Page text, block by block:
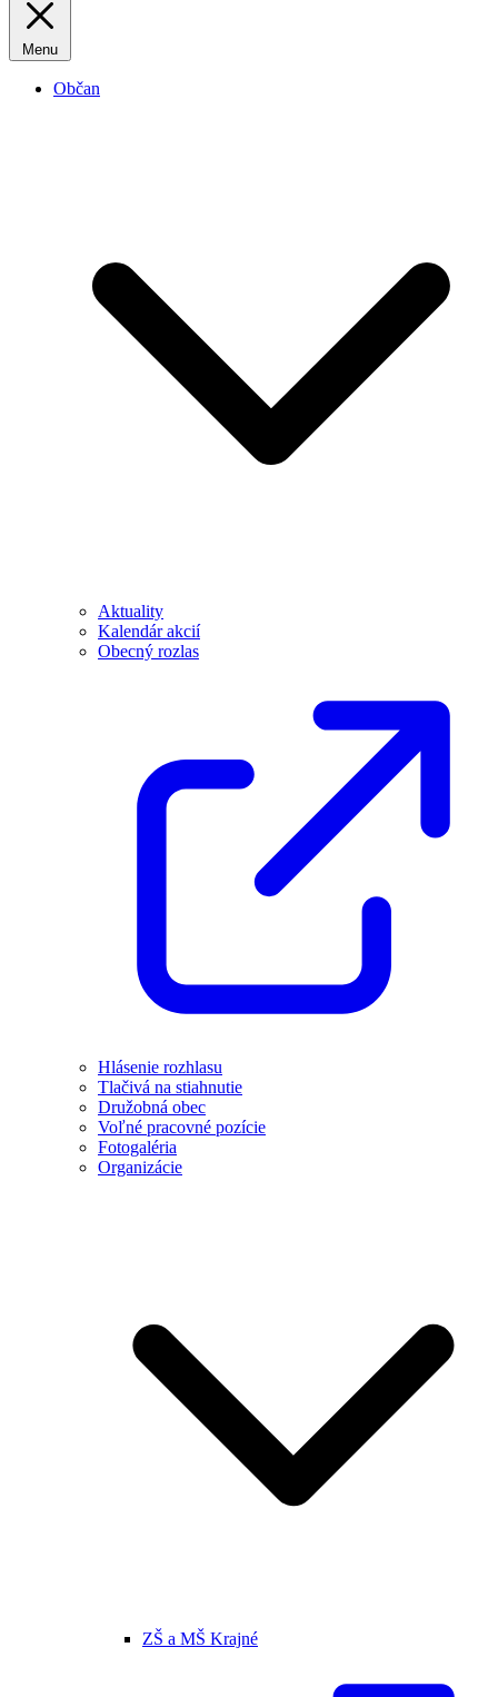
Menu
Občan
Aktuality
Kalendár akcií
Obecný rozlas
Hlásenie rozhlasu
Tlačivá na stiahnutie
Družobná obec
Voľné pracovné pozície
Fotogaléria
Organizácie
ZŠ a MŠ Krajné